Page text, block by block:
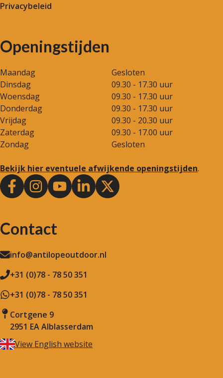
Privacybeleid
Openingstijden
Maandag
Gesloten
Dinsdag
09.30 - 17.30 uur
Woensdag
09.30 - 17.30 uur
Donderdag
09.30 - 17.30 uur
Vrijdag
09.30 - 20.30 uur
Zaterdag
09.30 - 17.00 uur
Zondag
Gesloten
Bekijk hier eventuele afwijkende openingstijden.
Contact
info@antilopeoutdoor.nl
+31 (0)78 - 78 50 351
+31 (0)78 - 78 50 351
Cortgene 9
2951 EA Alblasserdam
View English website